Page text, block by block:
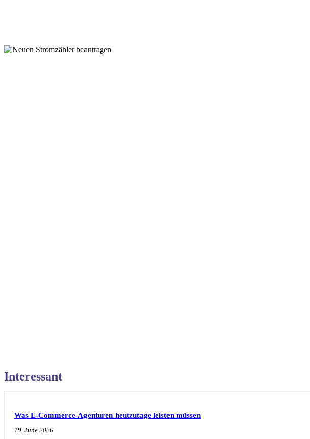
Interessant
Was E-Commerce-Agenturen heutzutage leisten müssen
19. June 2026